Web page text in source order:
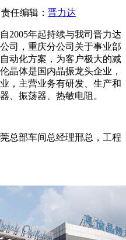
任编辑： 晋力达
2005年起持续与我司晋力达
司，重庆分公司关于事业部
动化方案，为客户极大的减
晶体是国内晶振龙头企业，
，主营业务有研发、生产和
、振荡器、热敏电阻。
总部车间总经理邢总，工程